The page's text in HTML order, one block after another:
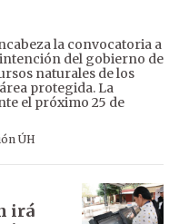
la convocatoria a
del gobierno de
naturales de los
protegida. La
el próximo 25 de
ÚH
irá